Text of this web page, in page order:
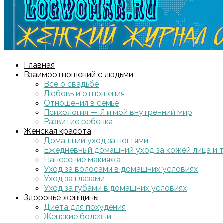
Главная
Взаимоотношений с людьми
Все о свадьбе
Любовь и отношения
Отношения в семье
Психология — Я и мой внутренний мир
Развитие ребенка
Женская красота
Домашний уход за ногтями
Ежедневный домашний уход за кожей лица и
Нанесение макияжа
Уход за волосами в домашних условиях
Уход за глазами
Уход за губами в домашних условиях
Здоровье женщины
Диета для похудения
Женские болезни